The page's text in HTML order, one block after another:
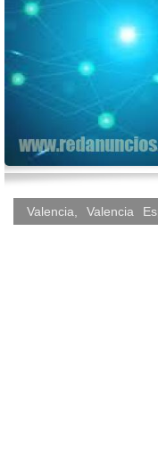
Valencia Valencia